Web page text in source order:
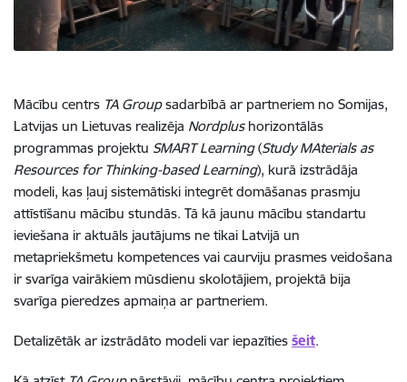
Mācību centrs TA Groupsadarbībā ar partneriem no Somijas,
Latvijas un Lietuvas realizēja Nordplushorizontālās
programmas projektu SMART Learning(Study MAterials as
Resources for Thinking-based Learning), kurā izstrādāja
modeli, kas ļauj sistemātiski integrēt domāšanas prasmju
attīstīšanu mācību stundās. Tā kā jaunu mācību standartu
ieviešana ir aktuāls jautājums ne tikai Latvijā un
metapriekšmetu kompetences vai caurviju prasmes veidošana
ir svarīga vairākiem mūsdienu skolotājiem, projektā bija
svarīga pieredzes apmaiņa ar partneriem.
Detalizētāk ar izstrādāto modeli var iepazīties šeit.